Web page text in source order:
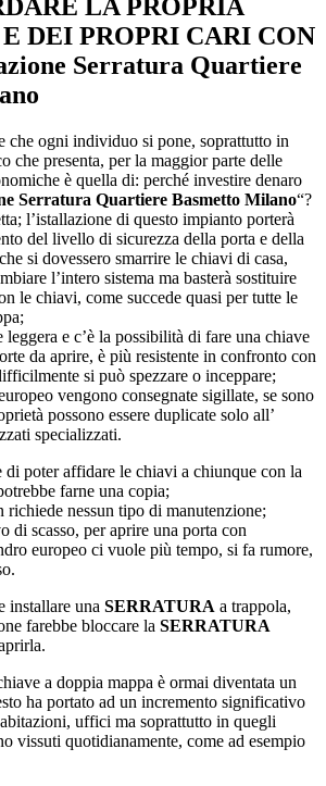
LA PROPRIA
DEI PROPRI CARI CON
Serratura Quartiere
che ogni individuo si pone, soprattutto in
che presenta, per la maggior parte delle
è quella di: perché investire denaro
Serratura Quartiere Basmetto Milano“?
l’istallazione di questo impianto porterà
del livello di sicurezza della porta e della
si dovessero smarrire le chiavi di casa,
l’intero sistema ma basterà sostituire
le chiavi, come succede quasi per tutte le
e c’è la possibilità di fare una chiave
da aprire, è più resistente in confronto con
si può spezzare o inceppare;
vengono consegnate sigillate, se sono
possono essere duplicate solo all’
specializzati.
di poter affidare le chiavi a chiunque con la
farne una copia;
nessun tipo di manutenzione;
di scasso, per aprire una porta con
europeo ci vuole più tempo, si fa rumore,
installare una SERRATURA a trappola,
farebbe bloccare la SERRATURA
a doppia mappa è ormai diventata un
ha portato ad un incremento significativo
uffici ma soprattutto in quegli
vissuti quotidianamente, come ad esempio